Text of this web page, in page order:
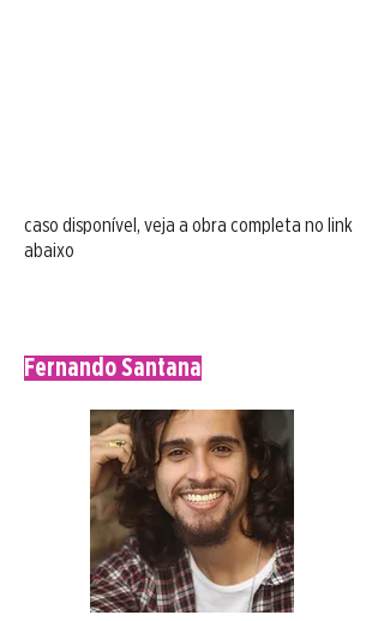
caso disponível, veja a obra completa no link
abaixo
Fernando Santana